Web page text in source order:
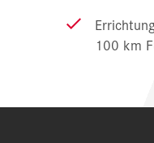
100 km